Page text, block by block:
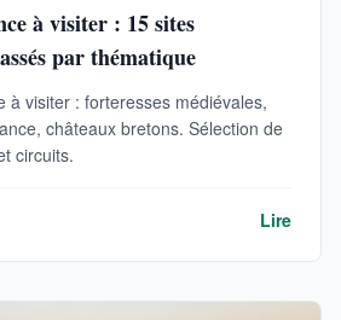
à visiter : 15 sites
par thématique
à visiter : forteresses médiévales,
châteaux bretons. Sélection de
circuits.
Lire